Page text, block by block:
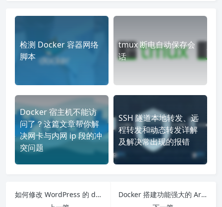
检测 Docker 容器网络
脚本
tmux 断电自动保存会
话
Docker 宿主机不能访
问了？这篇文章帮你解
决网卡与内网 ip 段的冲
突问题
SSH 隧道本地转发、远
程转发和动态转发详解
及解决常出现的报错
如何修改 WordPress 的 docker 容器内的 php.ini
Docker 搭建功能强大的 Aria2 下载器